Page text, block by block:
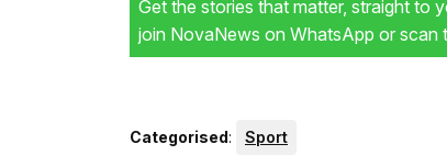
Get the stories that matter, straight to
join NovaNews on WhatsApp or scan
Categorised: Sport